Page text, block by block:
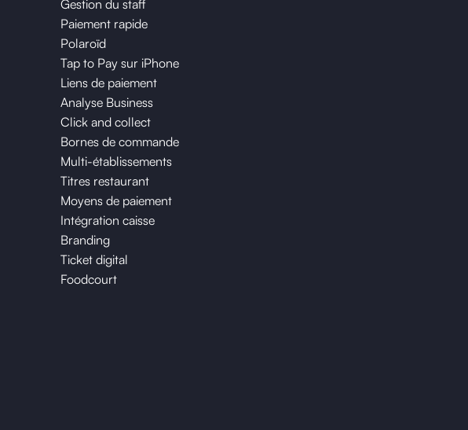
Gestion du staff
Paiement rapide
Polaroïd
Tap to Pay sur iPhone
Liens de paiement
Analyse Business
Click and collect
Bornes de commande
Multi-établissements
Titres restaurant
Moyens de paiement
Intégration caisse
Branding
Ticket digital
Foodcourt